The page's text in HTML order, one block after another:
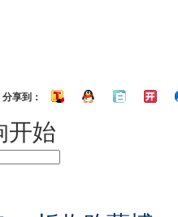
分享到：
开始